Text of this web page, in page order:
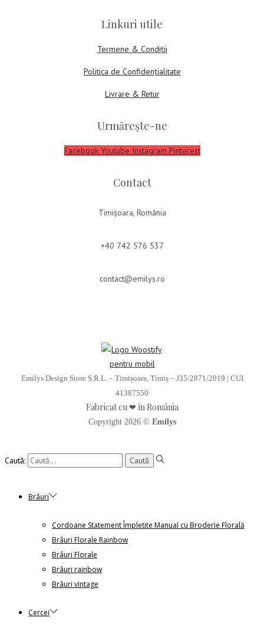
Linkuri utile
Termene & Condiții
Politica de Confidențialitate
Livrare & Retur
Urmărește-ne
Facebook Youtube Instagram Pinterest
Contact
Timișoara, România
+40 742 576 537
contact@emilys.ro
Emilys Design Store S.R.L. – Timișoara, Timiș – J35/2871/2019 | CUI
41387550
Fabricat cu ❤ în România
Copyright 2026 © Emilys
Caută:
Brâuri
Cordoane Statement Împletite Manual cu Broderie Florală
Brâuri Florale Rainbow
Brâuri Florale
Brâuri rainbow
Brâuri vintage
Cercei